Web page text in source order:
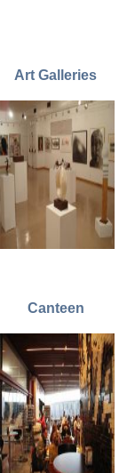
Art Galleries
Canteen